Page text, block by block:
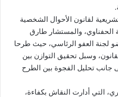
لقانون الأحوال الشخصية
الحفناوي، والمستشار طارق
لجنة العفو الرئاسي، حيث طرحا
وسبل تحقيق التوازن بين
تحليل الفجوة بين الطرح
التي أدارت النقاش بكفاءة،